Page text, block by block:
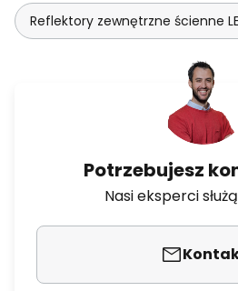
Reflektory zewnętrzne ścienne
Potrzebujesz
Nasi eksperci